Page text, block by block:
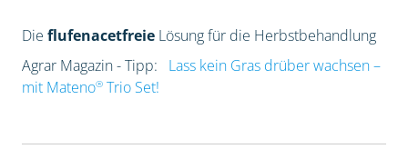
Die flufenacetfreieLösung für die Herbstbehandlung
Agrar Magazin - Tipp:
Lass kein Gras drüber wachsen –
mit Mateno®Trio Set!